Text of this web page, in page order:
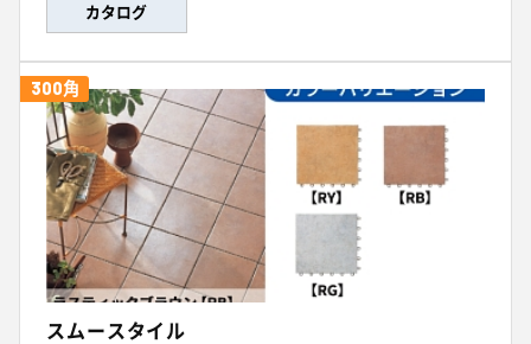
カタログ
300角
スムースタイル